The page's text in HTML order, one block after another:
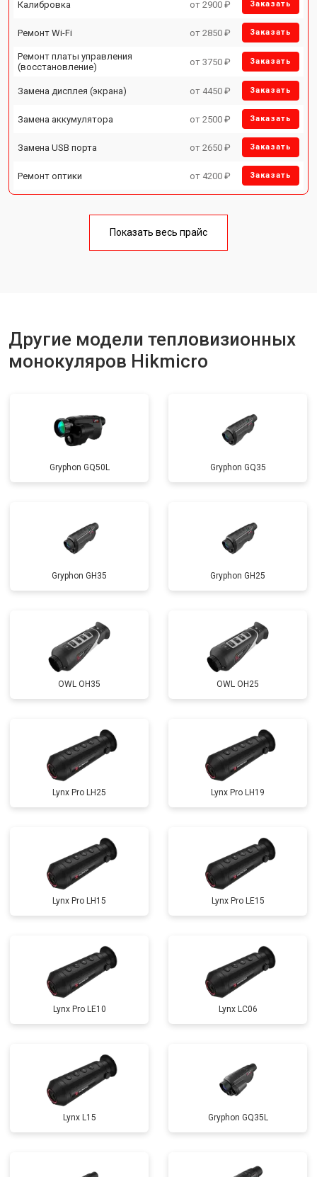
Калибровка от 2900 ₽ Заказать
Ремонт Wi-Fi от 2850 ₽ Заказать
Ремонт платы управления
(восстановление)
от 3750 ₽ Заказать
Замена дисплея (экрана) от 4450 ₽ Заказать
Замена аккумулятора от 2500 ₽ Заказать
Замена USB порта от 2650 ₽ Заказать
Ремонт оптики от 4200 ₽ Заказать
Показать весь прайс
Другие модели тепловизионных
монокуляров Hikmicro
Gryphon GQ50L Gryphon GQ35
Gryphon GH35 Gryphon GH25
OWL OH35 OWL OH25
Lynx Pro LH25 Lynx Pro LH19
Lynx Pro LH15 Lynx Pro LE15
Lynx Pro LE10 Lynx LC06
Lynx L15 Gryphon GQ35L